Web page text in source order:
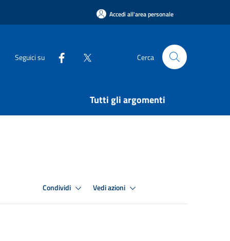
Accedi all'area personale
Seguici su Cerca
Tutti gli argomenti
Condividi Vedi azioni